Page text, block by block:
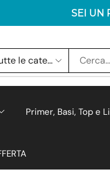
Primer, Basi, Top e
SEI UN